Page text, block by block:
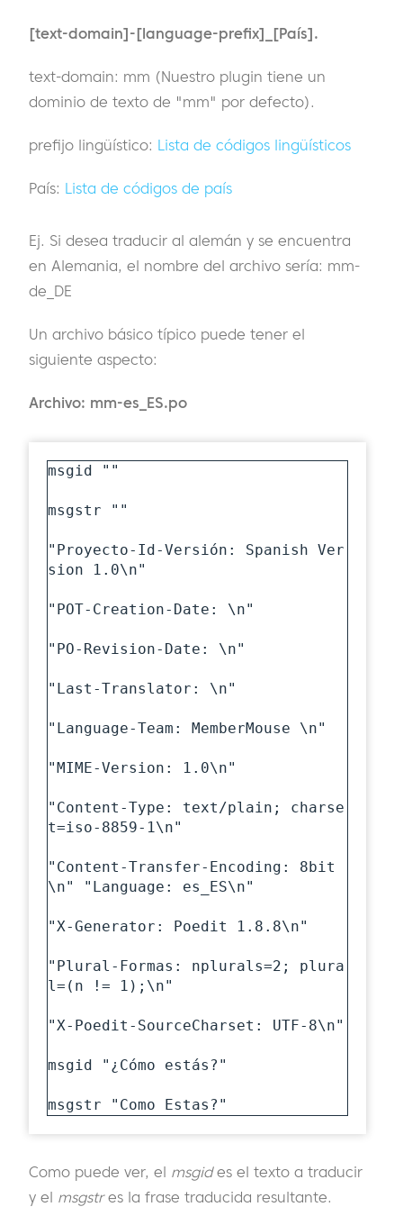
[text-domain]-[language-prefix]_[País].
text-domain: mm (Nuestro plugin tiene un
dominio de texto de "mm" por defecto).
prefijo lingüístico: Lista de códigos lingüísticos
País: Lista de códigos de país
Ej. Si desea traducir al alemán y se encuentra
en Alemania, el nombre del archivo sería: mm-
de_DE
Un archivo básico típico puede tener el
siguiente aspecto:
Archivo: mm-es_ES.po
msgid ""
msgstr ""
"Proyecto-Id-Versión: Spanish Ver
sion 1.0\n"
"POT-Creation-Date: \n"
"PO-Revision-Date: \n"
"Last-Translator: \n"
"Language-Team: MemberMouse \n"
"MIME-Version: 1.0\n"
"Content-Type: text/plain; charse
t=iso-8859-1\n"
"Content-Transfer-Encoding: 8bit
\n" "Language: es_ES\n"
"X-Generator: Poedit 1.8.8\n"
"Plural-Formas: nplurals=2; plura
l=(n != 1);\n"
"X-Poedit-SourceCharset: UTF-8\n"
msgid "¿Cómo estás?"
msgstr "Como Estas?"
Como puede ver, el msgides el texto a traducir
y el msgstres la frase traducida resultante.